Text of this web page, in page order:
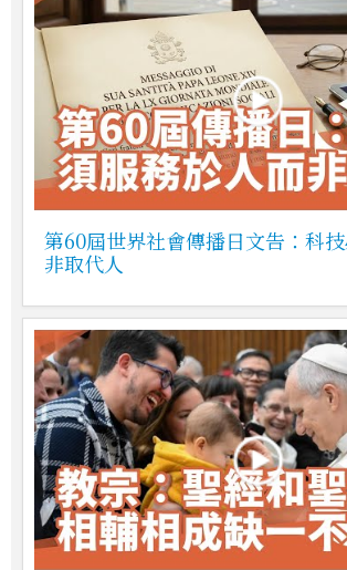
第60屆世界社會傳播日文告：科
非取代人